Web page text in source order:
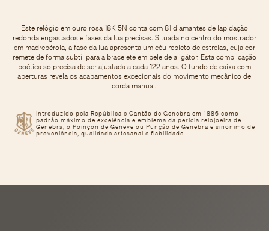
Introduzido pela República e Cantão de Genebra em 1886 como
padrão máximo de excelência e emblema da perícia relojoeira de
Genebra, o Poinçon de Genève ou Punção de Genebra é sinónimo de
proveniência, qualidade artesanal e fiabilidade.
Este relógio em ouro rosa 18K 5N conta com 81 diamantes de lapidação
redonda engastados e fases da lua precisas. Situada no centro do mostrador
em madrepérola, a fase da lua apresenta um céu repleto de estrelas, cuja cor
remete de forma subtil para a bracelete em pele de aligátor. Esta complicação
poética só precisa de ser ajustada a cada 122 anos. O fundo de caixa com
aberturas revela os acabamentos excecionais do movimento mecânico de
corda manual.